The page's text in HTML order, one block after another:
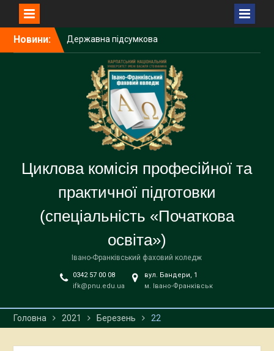
Новини:
Державна підсумкова
атестація — важливий
крок до професійного
становлення
Державна підсумкова
атестація
Засідання циклової комісії
Циклова комісія професійної та
практичної підготовки
(спеціальність «Початкова
освіта»)
Івано-Франківський фаховий коледж
0342 57 00 08
ifk@pnu.edu.ua
вул. Бандери, 1
м. Івано-Франківськ
Головна 2021 Березень 22